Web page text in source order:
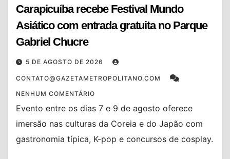
Carapicuíba recebe Festival Mundo
Asiático com entrada gratuita no Parque
Gabriel Chucre
5 DE AGOSTO DE 2026
CONTATO@GAZETAMETROPOLITANO.COM
NENHUM COMENTÁRIO
Evento entre os dias 7 e 9 de agosto oferece
imersão nas culturas da Coreia e do Japão com
gastronomia típica, K-pop e concursos de cosplay.